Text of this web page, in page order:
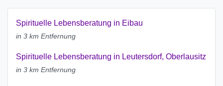
Spirituelle Lebensberatung in Eibau
in 3 km Entfernung
Spirituelle Lebensberatung in Leutersdorf, Oberlausitz
in 3 km Entfernung